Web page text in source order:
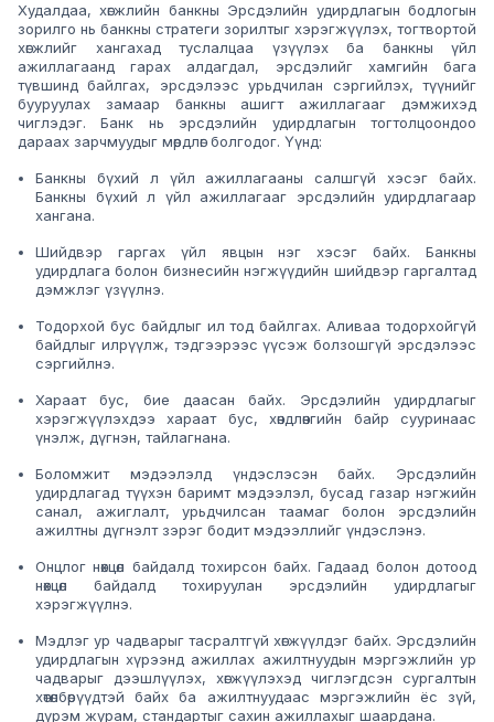
Худалдаа, хөгжлийн банкны Эрсдэлийн удирдлагын бодлогын
зорилго нь банкны стратеги зорилтыг хэрэгжүүлэх, тогтвортой
хөгжлийг хангахад туслалцаа үзүүлэх ба банкны үйл
ажиллагаанд гарах алдагдал, эрсдэлийг хамгийн бага
түвшинд байлгах, эрсдэлээс урьдчилан сэргийлэх, түүнийг
бууруулах замаар банкны ашигт ажиллагааг дэмжихэд
чиглэдэг. Банк нь эрсдэлийн удирдлагын тогтолцоондоо
дараах зарчмуудыг мөрдлөг болгодог. Үүнд:
Банкны бүхий л үйл ажиллагааны салшгүй хэсэг байх.
Банкны бүхий л үйл ажиллагааг эрсдэлийн удирдлагаар
хангана.
Шийдвэр гаргах үйл явцын нэг хэсэг байх. Банкны
удирдлага болон бизнесийн нэгжүүдийн шийдвэр гаргалтад
дэмжлэг үзүүлнэ.
Тодорхой бус байдлыг ил тод байлгах. Аливаа тодорхойгүй
байдлыг илрүүлж, тэдгээрээс үүсэж болзошгүй эрсдэлээс
сэргийлнэ.
Хараат бус, бие даасан байх. Эрсдэлийн удирдлагыг
хэрэгжүүлэхдээ хараат бус, хөндлөнгийн байр сууринаас
үнэлж, дүгнэн, тайлагнана.
Боломжит мэдээлэлд үндэслэсэн байх. Эрсдэлийн
удирдлагад түүхэн баримт мэдээлэл, бусад газар нэгжийн
санал, ажиглалт, урьдчилсан таамаг болон эрсдэлийн
ажилтны дүгнэлт зэрэг бодит мэдээллийг үндэслэнэ.
Онцлог нөхцөл байдалд тохирсон байх. Гадаад болон дотоод
нөхцөл байдалд тохируулан эрсдэлийн удирдлагыг
хэрэгжүүлнэ.
Мэдлэг ур чадварыг тасралтгүй хөгжүүлдэг байх. Эрсдэлийн
удирдлагын хүрээнд ажиллах ажилтнуудын мэргэжлийн ур
чадварыг дээшлүүлэх, хөгжүүлэхэд чиглэгдсэн сургалтын
хөтөлбөрүүдтэй байх ба ажилтнуудаас мэргэжлийн ёс зүй,
дүрэм журам, стандартыг сахин ажиллахыг шаардана.